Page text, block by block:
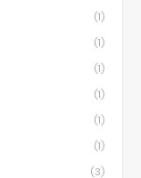
(1)
(1)
(1)
(1)
(1)
(1)
(3)